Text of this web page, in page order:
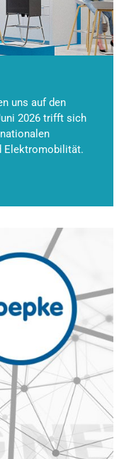
uns auf den
2026 trifft sich
Elektromobilität.